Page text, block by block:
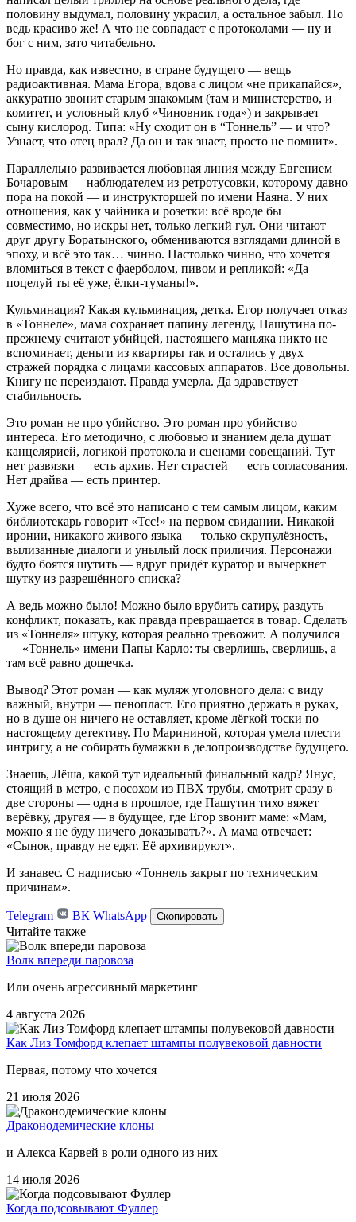
половину выдумал, половину украсил, а остальное забыл. Но
ведь красиво же! А что не совпадает с протоколами — ну и
бог с ним, зато читабельно.
Но правда, как известно, в стране будущего — вещь
радиоактивная. Мама Егора, вдова с лицом «не прикапайся»,
аккуратно звонит старым знакомым (там и министерство, и
комитет, и условный клуб «Чиновник года») и закрывает
сыну кислород. Типа: «Ну сходит он в “Тоннель” — и что?
Узнает, что отец врал? Да он и так знает, просто не помнит».
Параллельно развивается любовная линия между Евгением
Бочаровым — наблюдателем из ретротусовки, которому давно
пора на покой — и инструкторшей по имени Наяна. У них
отношения, как у чайника и розетки: всё вроде бы
совместимо, но искры нет, только легкий гул. Они читают
друг другу Боратынского, обмениваются взглядами длиной в
эпоху, и всё это так… чинно. Настолько чинно, что хочется
вломиться в текст с фаерболом, пивом и репликой: «Да
поцелуй ты её уже, ёлки-туманы!».
Кульминация? Какая кульминация, детка. Егор получает отказ
в «Тоннеле», мама сохраняет папину легенду, Пашутина по-
прежнему считают убийцей, настоящего маньяка никто не
вспоминает, деньги из квартиры так и остались у двух
стражей порядка с лицами кассовых аппаратов. Все довольны.
Книгу не переиздают. Правда умерла. Да здравствует
стабильность.
Это роман не про убийство. Это роман про убийство
интереса. Его методично, с любовью и знанием дела душат
канцелярией, логикой протокола и сценами совещаний. Тут
нет развязки — есть архив. Нет страстей — есть согласования.
Нет драйва — есть принтер.
Хуже всего, что всё это написано с тем самым лицом, каким
библиотекарь говорит «Тсс!» на первом свидании. Никакой
иронии, никакого живого языка — только скрупулёзность,
вылизанные диалоги и унылый лоск приличия. Персонажи
будто боятся шутить — вдруг придёт куратор и вычеркнет
шутку из разрешённого списка?
А ведь можно было! Можно было врубить сатиру, раздуть
конфликт, показать, как правда превращается в товар. Сделать
из «Тоннеля» штуку, которая реально тревожит. А получился
— «Тоннель» имени Папы Карло: ты сверлишь, сверлишь, а
там всё равно дощечка.
Вывод? Этот роман — как муляж уголовного дела: с виду
важный, внутри — пенопласт. Его приятно держать в руках,
но в душе он ничего не оставляет, кроме лёгкой тоски по
настоящему детективу. По Марининой, которая умела плести
интригу, а не собирать бумажки в делопроизводстве будущего.
Знаешь, Лёша, какой тут идеальный финальный кадр? Янус,
стоящий в метро, с посохом из ПВХ трубы, смотрит сразу в
две стороны — одна в прошлое, где Пашутин тихо вяжет
верёвку, другая — в будущее, где Егор звонит маме: «Мам,
можно я не буду ничего доказывать?». А мама отвечает:
«Сынок, правду не едят. Её архивируют».
И занавес. С надписью «Тоннель закрыт по техническим
причинам».
Telegram ВК WhatsApp Скопировать
Читайте также
Волк впереди паровоза
Или очень агрессивный маркетинг
4 августа 2026
Как Лиз Томфорд клепает штампы полувековой давности
Первая, потому что хочется
21 июля 2026
Драконодемические клоны
и Алекса Карвей в роли одного из них
14 июля 2026
Когда подсовывают Фуллер